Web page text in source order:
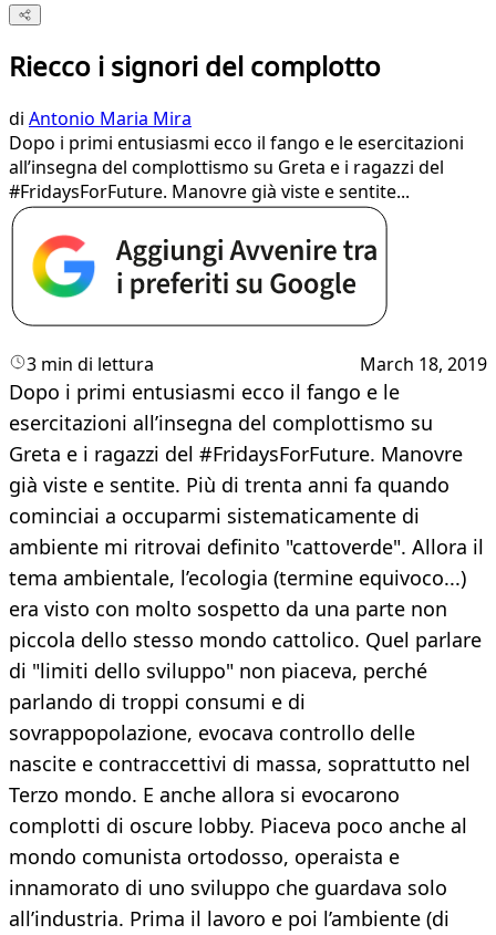
Riecco i signori del complotto
di Antonio Maria Mira
Dopo i primi entusiasmi ecco il fango e le esercitazioni
all’insegna del complottismo su Greta e i ragazzi del
#FridaysForFuture. Manovre già viste e sentite...
3 min di lettura March 18, 2019
Dopo i primi entusiasmi ecco il fango e le
esercitazioni all’insegna del complottismo su
Greta e i ragazzi del #FridaysForFuture. Manovre
già viste e sentite. Più di trenta anni fa quando
cominciai a occuparmi sistematicamente di
ambiente mi ritrovai definito "cattoverde". Allora il
tema ambientale, l’ecologia (termine equivoco...)
era visto con molto sospetto da una parte non
piccola dello stesso mondo cattolico. Quel parlare
di "limiti dello sviluppo" non piaceva, perché
parlando di troppi consumi e di
sovrappopolazione, evocava controllo delle
nascite e contraccettivi di massa, soprattutto nel
Terzo mondo. E anche allora si evocarono
complotti di oscure lobby. Piaceva poco anche al
mondo comunista ortodosso, operaista e
innamorato di uno sviluppo che guardava solo
all’industria. Prima il lavoro e poi l’ambiente (di